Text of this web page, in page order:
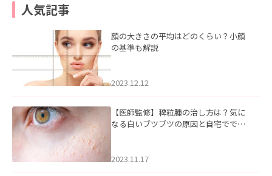
人気記事
顔の大きさの平均はどのくらい？小顔
の基準も解説
2023.12.12
【医師監修】稗粒腫の治し方は？気に
なる白いブツブツの原因と自宅ででき
2023.11.17